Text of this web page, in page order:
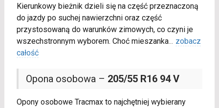
Kierunkowy bieżnik dzieli się na część przeznaczoną
do jazdy po suchej nawierzchni oraz część
przystosowaną do warunków zimowych, co czyni je
wszechstronnym wyborem. Choć mieszanka... zobacz
całość
Opona osobowa – 205/55 R16 94 V
Opony osobowe Tracmax to najchętniej wybierany